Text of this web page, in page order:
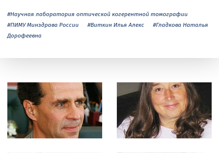
#Научная лаборатория оптической когерентной томографии
#ПИМУ Минздрава России
#Виткин Илья Алекс
#Гладкова Наталья
Дорофеевна